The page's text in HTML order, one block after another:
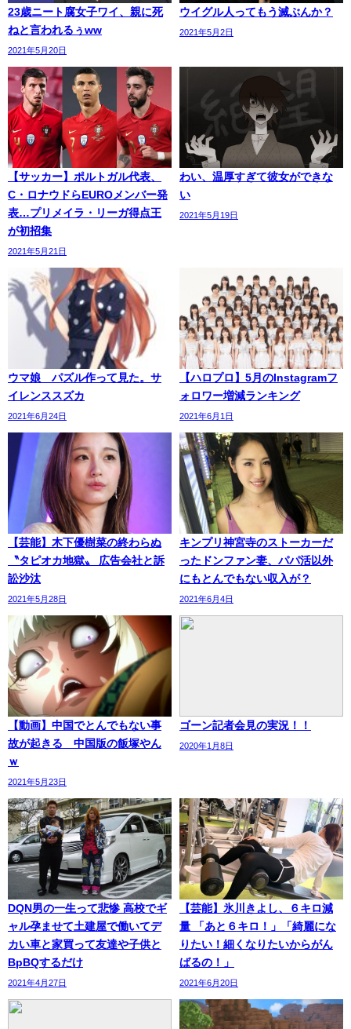
23歳ニート腐女子ワイ、親に死
ねと言われるぅww
2021年5月20日
ウイグル人ってもう滅ぶんか？
2021年5月2日
【サッカー】ポルトガル代表、
C・ロナウドらEUROメンバー発
表…プリメイラ・リーガ得点王
が初招集
2021年5月21日
わい、温厚すぎて彼女ができな
い
2021年5月19日
ウマ娘 パズル作って見た。サ
イレンススズカ
2021年6月24日
【ハロプロ】5月のInstagramフ
ォロワー増減ランキング
2021年6月1日
【芸能】木下優樹菜の終わらぬ
〝タピオカ地獄〟 広告会社と訴
訟沙汰
2021年5月28日
キンプリ神宮寺のストーカーだ
ったドンファン妻、パパ活以外
にもとんでもない収入が？
2021年6月4日
【動画】中国でとんでもない事
故が起きる 中国版の飯塚やん
ｗ
2021年5月23日
ゴーン記者会見の実況！！
2020年1月8日
DQN男の一生って悲惨 高校でギ
ャル孕ませて土建屋で働いてデ
カい車と家買って友達や子供と
BpBQするだけ
2021年4月27日
【芸能】氷川きよし、６キロ減
量 「あと６キロ！」「綺麗にな
りたい！細くなりたいからがん
ばるの！」
2021年6月20日